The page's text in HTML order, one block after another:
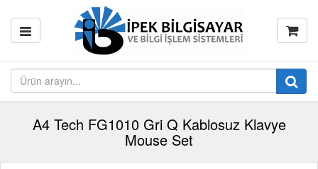
A4 Tech FG1010 Gri Q Kablosuz Klavye
Mouse Set